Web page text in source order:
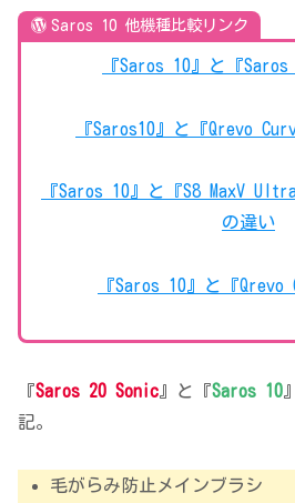
Saros 10 他機種比較リンク
『Saros 10』と『
『Saros10』と『Qrevo
『Saros 10』と『S8 MaxV
の違い
『Saros 10』と『
『Saros 20 Sonic 』と『Saros 10
記。
毛がらみ防止メインブラシ